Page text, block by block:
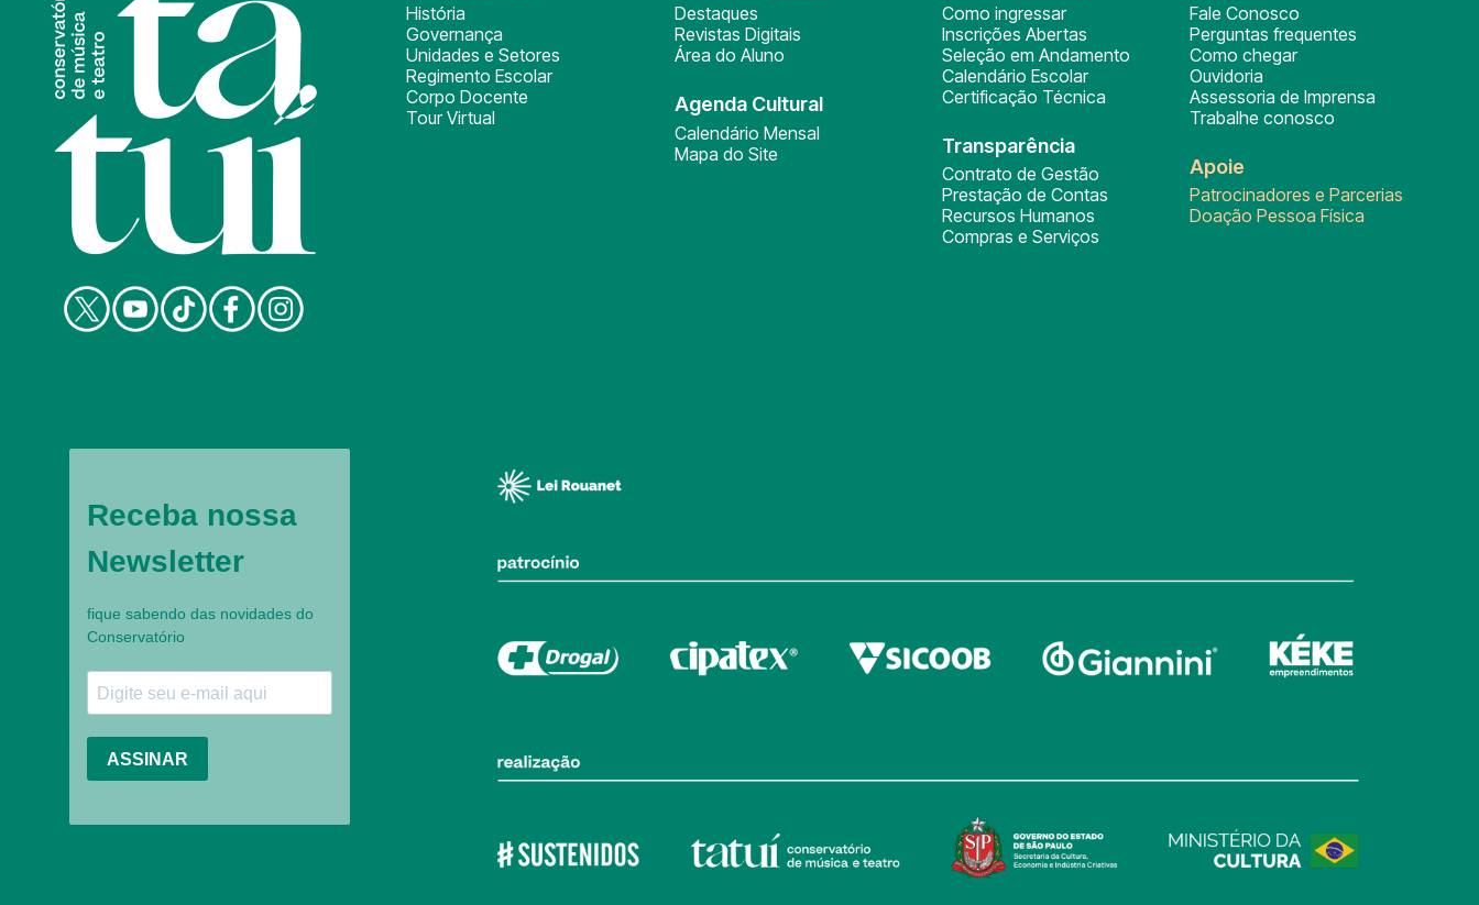
História
Governança
Unidades e Setores
Regimento Escolar
Corpo Docente
Tour Virtual
Destaques
Revistas Digitais
Área do Aluno
Agenda Cultural
Calendário Mensal
Mapa do Site
Como ingressar
Inscrições Abertas
Seleção em Andamento
Calendário Escolar
Certificação Técnica
Transparência
Contrato de Gestão
Prestação de Contas
Recursos Humanos
Compras e Serviços
Fale Conosco
Perguntas frequentes
Como chegar
Ouvidoria
Assessoria de Imprensa
Trabalhe conosco
Apoie
Patrocinadores e Parcerias
Doação Pessoa Física